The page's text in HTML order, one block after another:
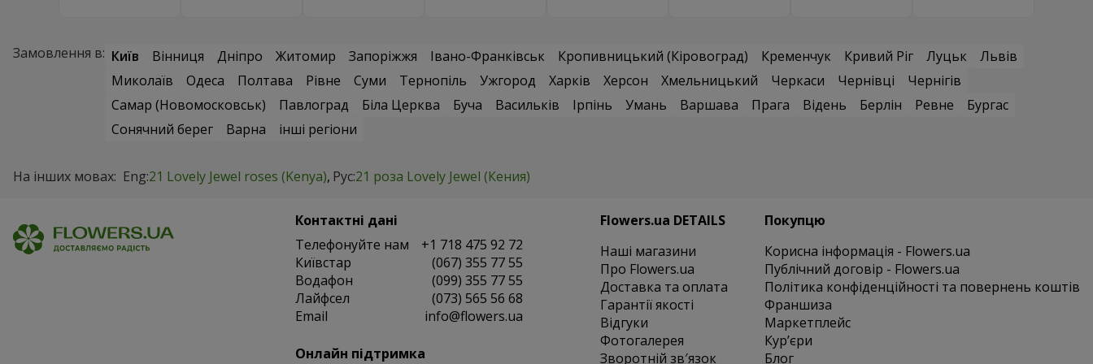
Замовлення в: Київ Вінниця Дніпро Житомир Запоріжжя Івано-Франківськ Кропивницький (Кіровоград) Кременчук Кривий Ріг Луцьк
Львів
Миколаїв
Одеса Полтава Рівне Суми Тернопіль Ужгород Харків Херсон Хмельницький Черкаси Чернівці
Чернігів
Самар (Новомосковськ)
Павлоград Біла Церква Буча Васильків Ірпінь Умань Варшава Прага Відень Берлін Ревне
Бургас
Сонячний берег
Варна інші регіони
На інших мовах: Eng:21 Lovely Jewel roses (Kenya) Рус:21 роза Lovely Jewel (Кения)
Контактні дані
Телефонуйте нам
+1 718 475 92 72
Київстар
(067) 355 77 55
Водафон
(099) 355 77 55
Лайфсел
(073) 565 56 68
Email
info@flowers.ua
Онлайн підтримка
Flowers.ua DETAILS
Наші магазини
Про Flowers.ua
Доставка та оплата
Гарантії якості
Відгуки
Фотогалерея
Зворотній зв′язок
Покупцю
Корисна інформація - Flowers.ua
Публічний договір - Flowers.ua
Політика конфіденційності та повернень коштів
Франшиза
Маркетплейс
Курʼєри
Блог